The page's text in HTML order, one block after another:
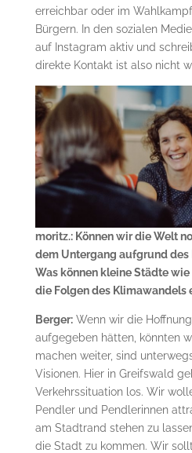
erreichbar oder im
Bürgern. In den sozialen
auf Instagram aktiv und
direkte Kontakt ist also nicht
moritz.: Können wir die Welt
dem Untergang aufgrund
Was können kleine Städte
die Folgen des Klimawandels
Berger:Wenn wir die
aufgegeben hätten, könnten
machen weiter, sind
Visionen. Hier in Greifswald
Verkehrssituation los. Wir
Pendler und Pendlerinnen
am Stadtrand stehen zu
die Stadt zu kommen. Wir